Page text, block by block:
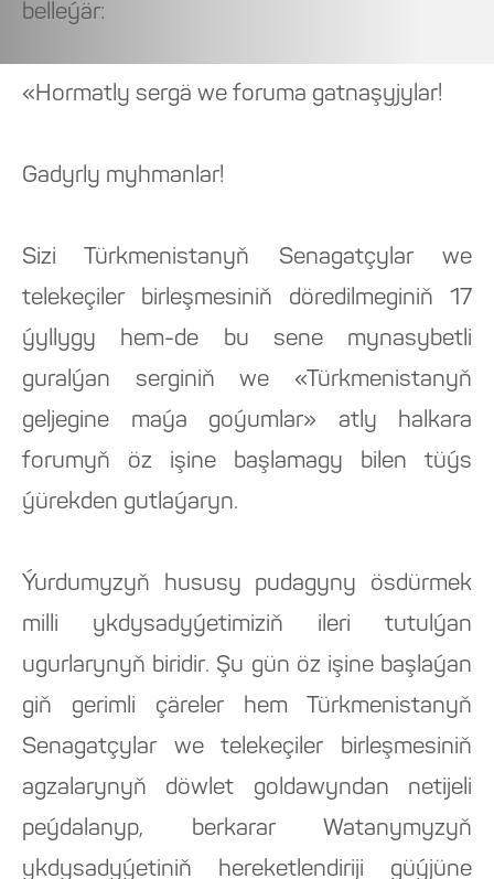
belleýär:
«Hormatly sergä we foruma gatnaşyjylar!
Gadyrly myhmanlar!
Sizi Türkmenistanyň Senagatçylar we
telekeçiler birleşmesiniň döredilmeginiň 17
ýyllygy hem-de bu sene mynasybetli
guralýan serginiň we «Türkmenistanyň
geljegine maýa goýumlar» atly halkara
forumyň öz işine başlamagy bilen tüýs
ýürekden gutlaýaryn.
Ýurdumyzyň hususy pudagyny ösdürmek
milli ykdysadyýetimiziň ileri tutulýan
ugurlarynyň biridir. Şu gün öz işine başlaýan
giň gerimli çäreler hem Türkmenistanyň
Senagatçylar we telekeçiler birleşmesiniň
agzalarynyň döwlet goldawyndan netijeli
peýdalanyp, berkarar Watanymyzyň
ykdysadyýetiniň hereketlendiriji güýjüne